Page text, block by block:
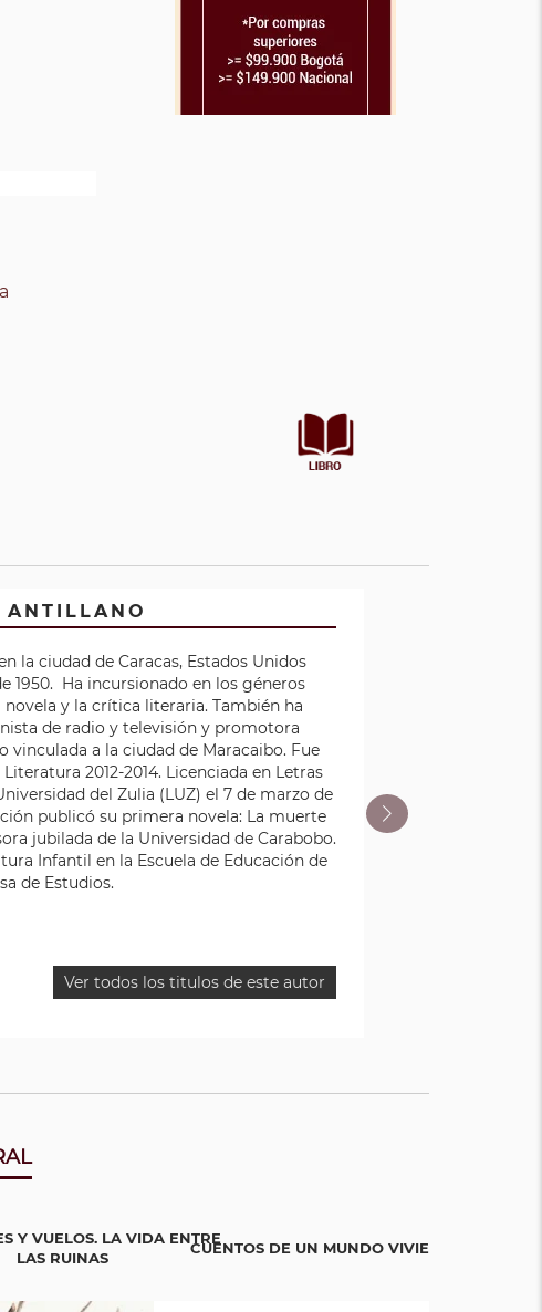
ANTILLANO
la ciudad de Caracas, Estados Unidos
1950. Ha incursionado en los géneros
novela y la crítica literaria. También ha
de radio y televisión y promotora
vinculada a la ciudad de Maracaibo. Fue
2012-2014. Licenciada en Letras
del Zulia (LUZ) el 7 de marzo de
publicó su primera novela: La muerte
jubilada de la Universidad de Carabobo.
Infantil en la Escuela de Educación de
de Estudios.
Ver todos los titulos de este autor
fue un
Fundador de
promotores
en
con la revista
En
la Lengua y
de la
a la
1895 y 1907,
entre
En 1948, fue
una selección
Y VUELOS. LA VIDA ENTRE
LAS RUINAS
CUENTOS DE UN MUNDO VIVIENTE